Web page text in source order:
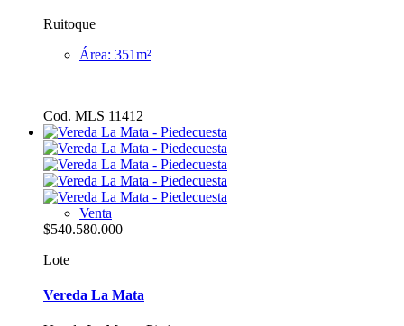
Ruitoque
Área: 351m²
Cod. MLS 11412
Venta
$540.580.000
Lote
Vereda La Mata